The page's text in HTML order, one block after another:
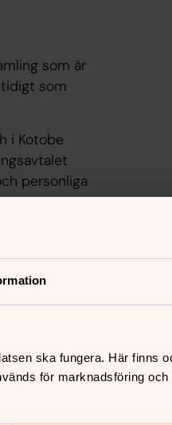
ska fungera. Här finns
för marknadsföring
som är
som
i Kotobe
personliga
till